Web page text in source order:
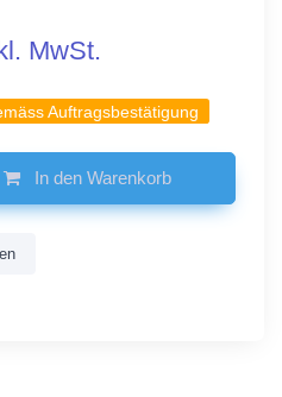
MwSt.
Auftragsbestätigung
In den Warenkorb